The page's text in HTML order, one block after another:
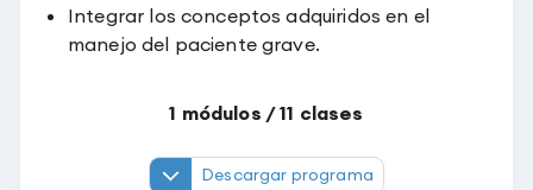
Integrar los conceptos adquiridos en el
manejo del paciente grave.
1 módulos /11 clases
Descargar programa